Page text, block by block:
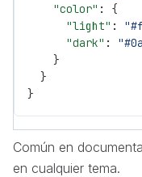
    "color"
: {
      "light"
:
      "dark"
:
    }
  }
}
Común en
en cualquier tema.